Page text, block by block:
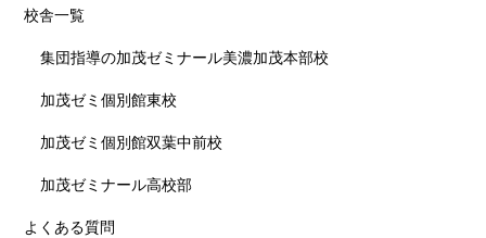
校舎一覧
集団指導の加茂ゼミナール美濃加茂本部校
加茂ゼミ個別館東校
加茂ゼミ個別館双葉中前校
加茂ゼミナール高校部
よくある質問